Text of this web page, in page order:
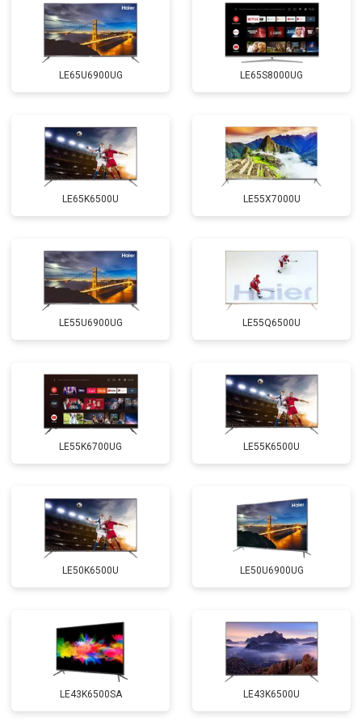
LE65U6900UG LE65S8000UG
LE65K6500U LE55X7000U
LE55U6900UG LE55Q6500U
LE55K6700UG LE55K6500U
LE50K6500U LE50U6900UG
LE43K6500SA LE43K6500U